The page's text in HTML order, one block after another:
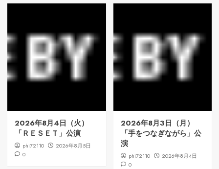
2026年8月4日（火）
「ＲＥＳＥＴ」公演
phi72110
2026年8月5日
0
2026年8月3日（月）
「手をつなぎながら」公
演
phi72110
2026年8月4日
0